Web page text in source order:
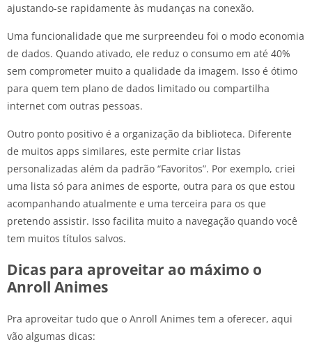
ajustando-se rapidamente às mudanças na conexão.
Uma funcionalidade que me surpreendeu foi o modo economia
de dados. Quando ativado, ele reduz o consumo em até 40%
sem comprometer muito a qualidade da imagem. Isso é ótimo
para quem tem plano de dados limitado ou compartilha
internet com outras pessoas.
Outro ponto positivo é a organização da biblioteca. Diferente
de muitos apps similares, este permite criar listas
personalizadas além da padrão “Favoritos”. Por exemplo, criei
uma lista só para animes de esporte, outra para os que estou
acompanhando atualmente e uma terceira para os que
pretendo assistir. Isso facilita muito a navegação quando você
tem muitos títulos salvos.
Dicas para aproveitar ao máximo o
Anroll Animes
Pra aproveitar tudo que o Anroll Animes tem a oferecer, aqui
vão algumas dicas: